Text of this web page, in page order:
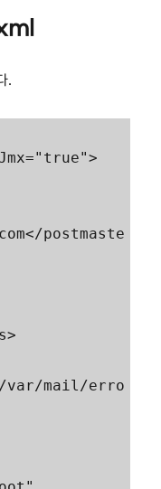
.
postmaste
var/mail/erro